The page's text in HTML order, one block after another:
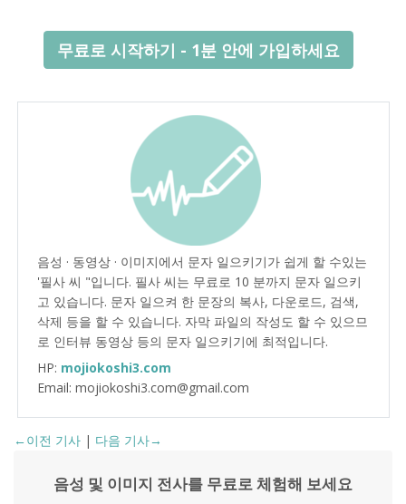
무료로 시작하기 - 1분 안에 가입하세요
음성 · 동영상 · 이미지에서 문자 일으키기가 쉽게 할 수있는
'필사 씨 "입니다. 필사 씨는 무료로 10 분까지 문자 일으키
고 있습니다. 문자 일으켜 한 문장의 복사, 다운로드, 검색,
삭제 등을 할 수 있습니다. 자막 파일의 작성도 할 수 있으므
로 인터뷰 동영상 등의 문자 일으키기에 최적입니다.
HP: mojiokoshi3.com
Email: mojiokoshi3.com@gmail.com
←이전 기사 | 다음 기사→
음성 및 이미지 전사를 무료로 체험해 보세요